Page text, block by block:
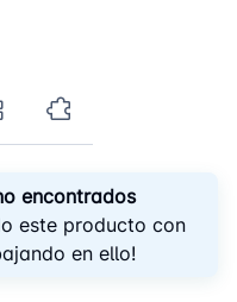
encontrados
este producto con
en ello!